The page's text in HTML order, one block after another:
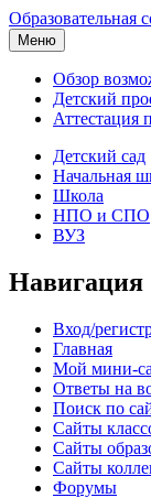
Образовательная
Меню
Обзор
Детский
Аттестация
Детский сад
Начальная
Школа
НПО и СПО
ВУЗ
Навигация
Вход/
Главная
Мой мини-
Ответы на
Поиск по
Сайты
Сайты
Сайты
Форумы